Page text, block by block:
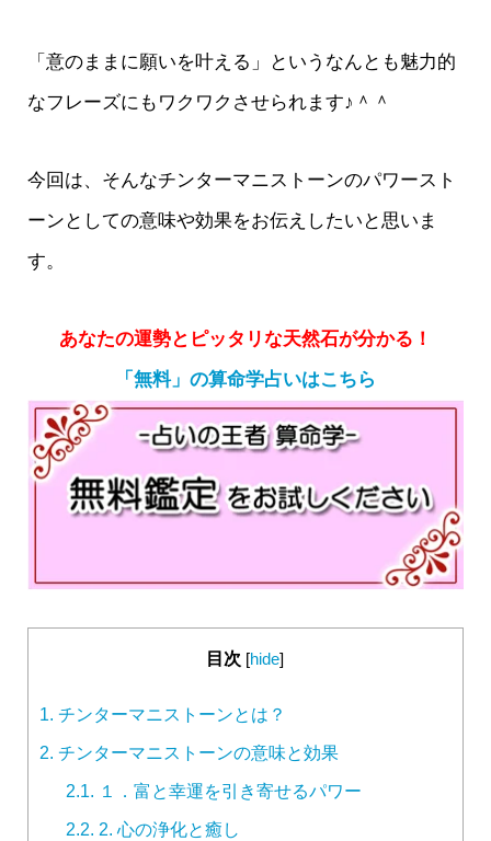
「意のままに願いを叶える」というなんとも魅力的
なフレーズにもワクワクさせられます♪＾＾
今回は、そんなチンターマニストーンのパワースト
ーンとしての意味や効果をお伝えしたいと思いま
す。
あなたの運勢とピッタリな天然石が分かる！
「無料」の算命学占いはこちら
目次 [hide]
1. チンターマニストーンとは？
2. チンターマニストーンの意味と効果
2.1. １．富と幸運を引き寄せるパワー
2.2. 2. 心の浄化と癒し